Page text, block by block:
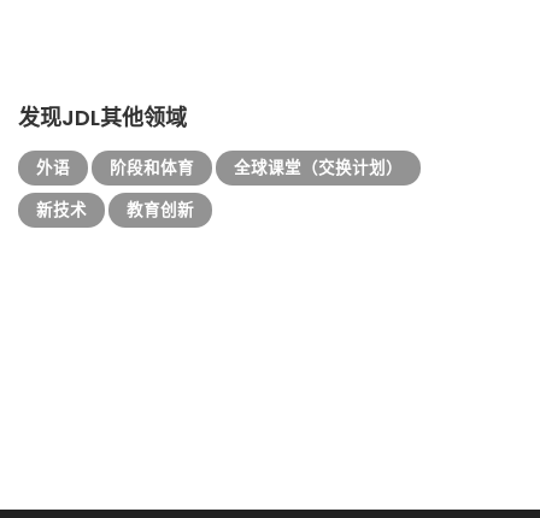
发现JDL其他领域
外语 阶段和体育
全球课堂（交换计划）
新技术
教育创新